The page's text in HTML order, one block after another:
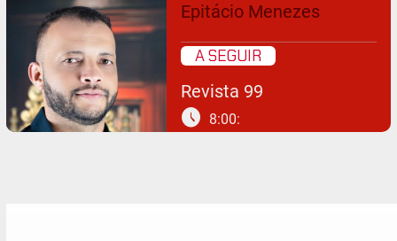
Epitácio Menezes
A SEGUIR
Revista 99
schedule 8:00: